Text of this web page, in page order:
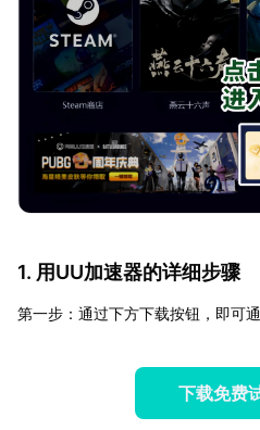
1. 用UU加速器的详细步骤
第一步：通过下方下载按钮，即可
下载免费